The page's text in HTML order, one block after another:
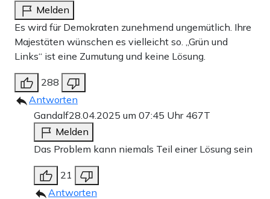
Melden
Es wird für Demokraten zunehmend ungemütlich. Ihre
Majestäten wünschen es vielleicht so. „Grün und
Links“ ist eine Zumutung und keine Lösung.
288
Antworten
Gandalf28.04.2025 um 07:45 Uhr 467T
Melden
Das Problem kann niemals Teil einer Lösung sein
21
Antworten